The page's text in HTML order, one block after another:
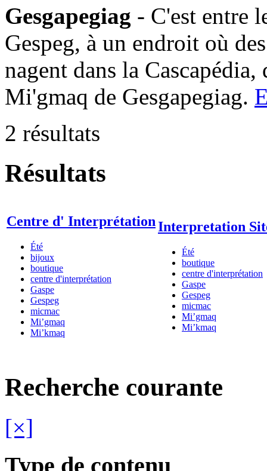
Gesgapegiag - C'est entre
Gespeg, à un endroit où
nagent dans la
Mi'gmaq de Gesgapegiag.
2 résultats
Résultats
Centre d' Interprétation
Été
bijoux
boutique
centre d'interprétation
Gaspe
Gespeg
micmac
Mi’gmaq
Mi’kmaq
Interpretation
Été
boutique
centre d'interprétation
Gaspe
Gespeg
micmac
Mi’gmaq
Mi’kmaq
Recherche courante
[×]
Type de contenu